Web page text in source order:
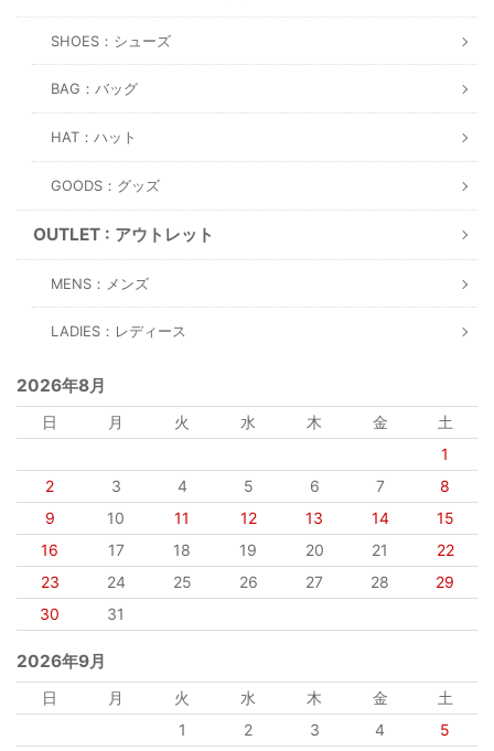
SHOES：シューズ
BAG：バッグ
HAT：ハット
GOODS：グッズ
OUTLET : アウトレット
MENS：メンズ
LADIES：レディース
2026年8月
日 月 火 水 木 金
土
1
2
3 4 5 6 7
8
9
10 11 12 13 14
15
16
17 18 19 20 21
22
23
24 25 26 27 28
29
30
31
2026年9月
日 月 火 水 木 金
土
1
2 3 4
5